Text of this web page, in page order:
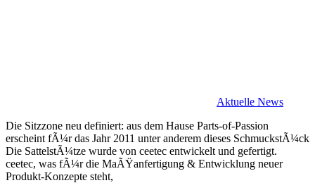
Aktuelle News
Die Sitzzone neu definiert: aus dem Hause Parts-of-Passion
erscheint fÃ¼r das Jahr 2011 unter anderem dieses SchmuckstÃ¼ck
Die SattelstÃ¼tze wurde von ceetec entwickelt und gefertigt.
ceetec, was fÃ¼r die MaÃŸanfertigung & Entwicklung neuer
Produkt-Konzepte steht,